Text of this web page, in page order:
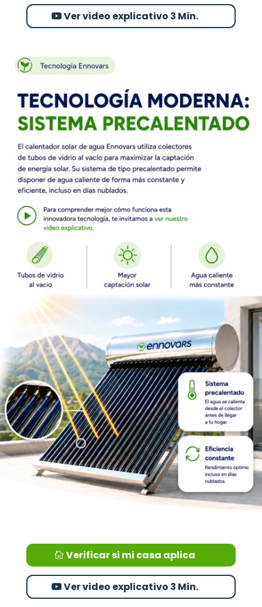
Ver video explicativo 3 Min.
Verificar si mi casa aplica
Ver video explicativo 3 Min.